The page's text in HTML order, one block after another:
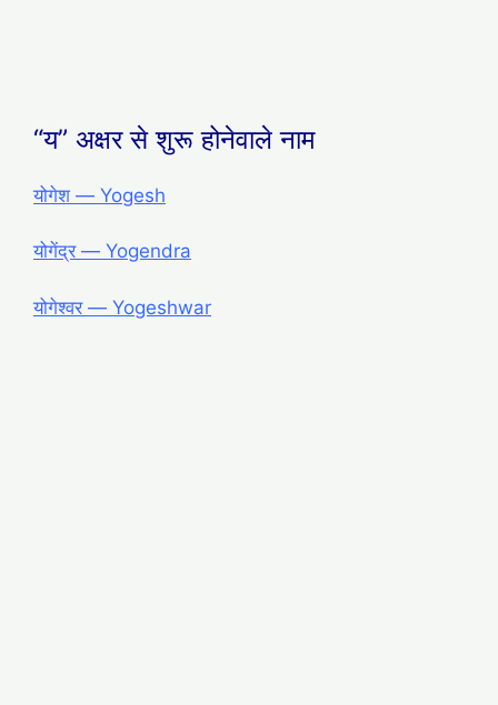
“य” अक्षर से शुरू होनेवाले नाम
योगेश ― Yogesh
योगेंद्र ― Yogendra
योगेश्वर ― Yogeshwar